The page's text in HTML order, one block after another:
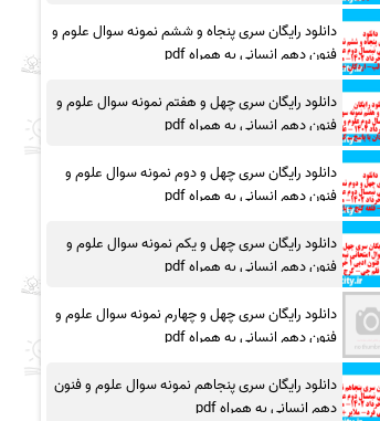
دانلود رایگان سری پنجاه و ششم نمونه سوال علوم و
فنون دهم انسانی به همراه pdf
دانلود رایگان سری چهل و هفتم نمونه سوال علوم و
فنون دهم انسانی به همراه pdf
دانلود رایگان سری چهل و دوم نمونه سوال علوم و
فنون دهم انسانی به همراه pdf
دانلود رایگان سری چهل و یکم نمونه سوال علوم و
فنون دهم انسانی به همراه pdf
دانلود رایگان سری چهل و چهارم نمونه سوال علوم و
فنون دهم انسانی به همراه pdf
دانلود رایگان سری پنجاهم نمونه سوال علوم و فنون
دهم انسانی به همراه pdf